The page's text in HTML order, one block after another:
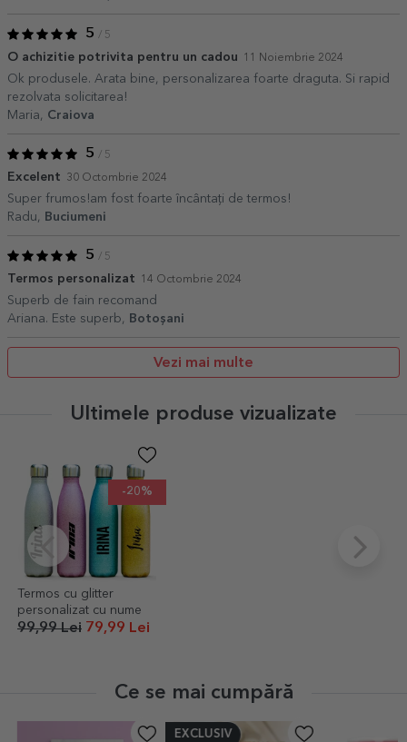
5 / 5
O achizitie potrivita pentru un cadou 11 Noiembrie 2024
Ok produsele. Arata bine, personalizarea foarte draguta. Si rapid
rezolvata solicitarea!
Maria, Craiova
5 / 5
Excelent 30 Octombrie 2024
Super frumos!am fost foarte încântați de termos!
Radu,
Buciumeni
5 / 5
Termos personalizat 14 Octombrie 2024
Superb de fain recomand
Ariana. Este superb,
Botoșani
Vezi mai multe
Ultimele produse vizualizate
-20%
Termos cu glitter
personalizat cu nume
99,99 Lei 79,99 Lei
Ce se mai cumpără